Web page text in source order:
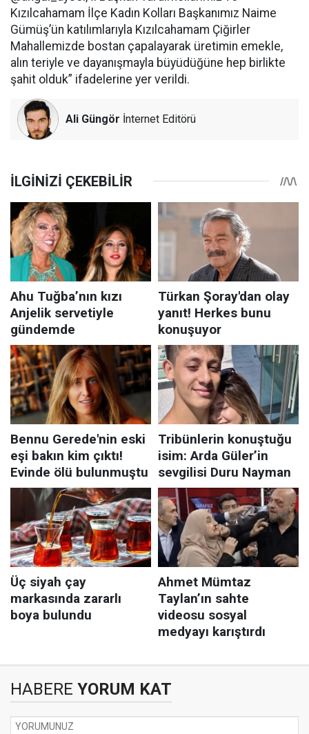
Kızılcahamam İlçe Kadın Kolları Başkanımız Naime
Gümüş’ün katılımlarıyla Kızılcahamam Çiğirler
Mahallemizde bostan çapalayarak üretimin emekle,
alın teriyle ve dayanışmayla büyüdüğüne hep birlikte
şahit olduk” ifadelerine yer verildi.
Ali Güngör İnternet Editörü
HABERE YORUM KAT